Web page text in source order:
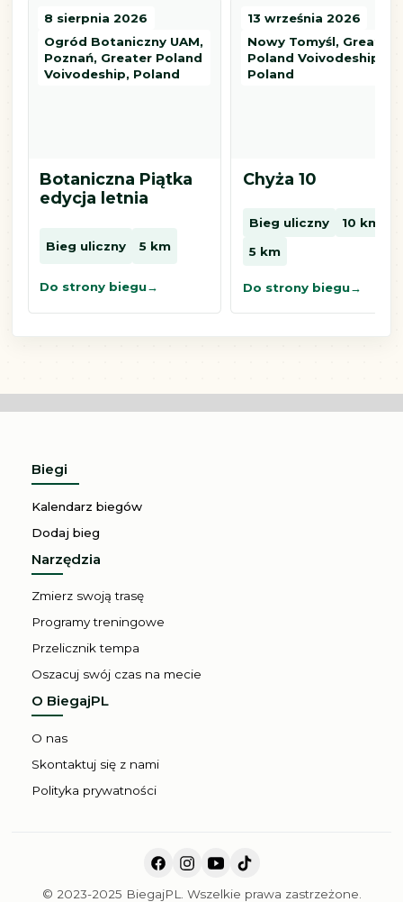
8 sierpnia 2026
Ogród Botaniczny UAM,
Poznań, Greater Poland
Voivodeship, Poland
Botaniczna Piątka
edycja letnia
Bieg uliczny 5 km
Do strony biegu
13 września 2026
Nowy Tomyśl, Greater
Poland Voivodeship,
Poland
Chyża 10
Bieg uliczny 10 km
5 km
Do strony biegu
Biegi
Kalendarz biegów
Dodaj bieg
Narzędzia
Zmierz swoją trasę
Programy treningowe
Przelicznik tempa
Oszacuj swój czas na mecie
O BiegajPL
O nas
Skontaktuj się z nami
Polityka prywatności
© 2023-2025 BiegajPL. Wszelkie prawa zastrzeżone.